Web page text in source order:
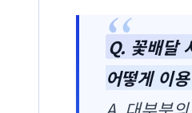
Q. 꽃배달
어떻게 이